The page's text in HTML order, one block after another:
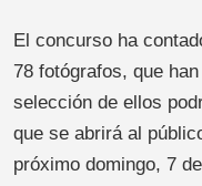
El concurso ha
78 fotógrafos, que
selección de ellos
que se abrirá al
próximo domingo, 7